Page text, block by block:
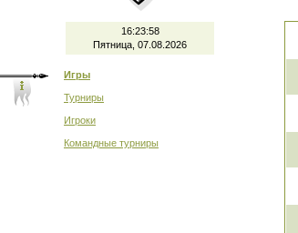
16:23:58
Пятница, 07.08.2026
Игры
Турниры
Игроки
Командные турниры